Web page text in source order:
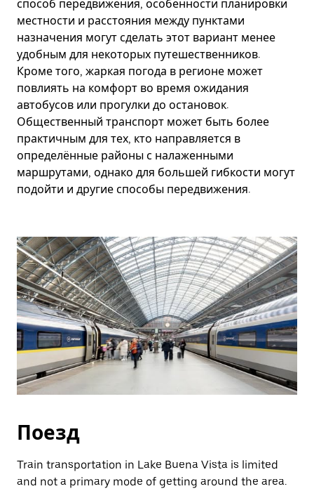
способ передвижения, особенности планировки
местности и расстояния между пунктами
назначения могут сделать этот вариант менее
удобным для некоторых путешественников.
Кроме того, жаркая погода в регионе может
повлиять на комфорт во время ожидания
автобусов или прогулки до остановок.
Общественный транспорт может быть более
практичным для тех, кто направляется в
определённые районы с налаженными
маршрутами, однако для большей гибкости могут
подойти и другие способы передвижения.
Поезд
Train transportation in Lake Buena Vista is limited
and not a primary mode of getting around the area.